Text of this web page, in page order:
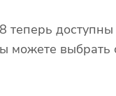
можете